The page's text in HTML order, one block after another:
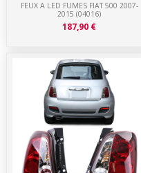
FEUX A LED FUMES FIAT 500 2007-
2015 (04016)
187,90 €